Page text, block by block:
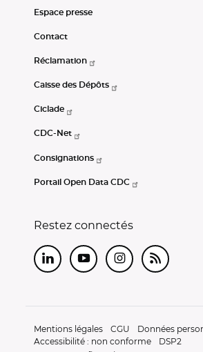
Espace presse
Contact
Réclamation
Caisse des Dépôts
Ciclade
CDC-Net
Consignations
Portail Open Data CDC
Restez connectés
LinkedInYoutubeInstagram
RSS
Mentions légales CGU
Données
Accessibilité : non conforme
DSP2